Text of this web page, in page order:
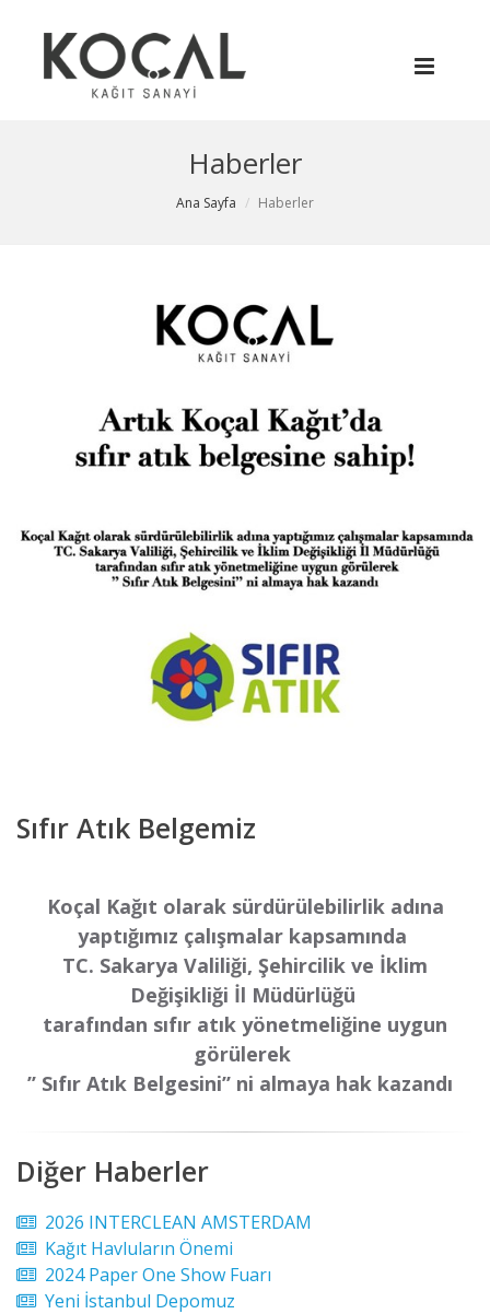
Haberler
Ana Sayfa Haberler
Sıfır Atık Belgemiz
Koçal Kağıt olarak sürdürülebilirlik adına
yaptığımız çalışmalar kapsamında
TC. Sakarya Valiliği, Şehircilik ve İklim
Değişikliği İl Müdürlüğü
tarafından sıfır atık yönetmeliğine uygun
görülerek
’’ Sıfır Atık Belgesini’’ ni almaya hak kazandı
Diğer Haberler
2026 INTERCLEAN AMSTERDAM
Kağıt Havluların Önemi
2024 Paper One Show Fuarı
Yeni İstanbul Depomuz